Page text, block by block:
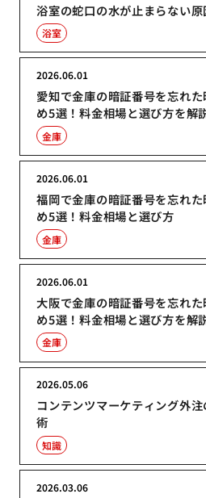
浴室の蛇口の水が止まらない
浴室
愛知で金庫の暗証番号を忘れ
め5選！料金相場と選び方を解
2026.06.01
金庫
福岡で金庫の暗証番号を忘れ
め5選！料金相場と選び方
2026.06.01
金庫
大阪で金庫の暗証番号を忘れ
め5選！料金相場と選び方を解
2026.06.01
金庫
コンテンツマーケティング外
術
2026.05.06
知識
2026.03.06